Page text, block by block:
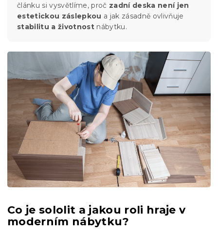
článku si vysvětlíme, proč zadní deska není jen
estetickou záslepkou a jak zásadně ovlivňuje
stabilitu a životnost nábytku.
Co je sololit a jakou roli hraje v
moderním nábytku?